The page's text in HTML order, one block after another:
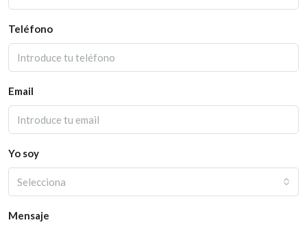
Teléfono
Email
Yo soy
Selecciona
Mensaje